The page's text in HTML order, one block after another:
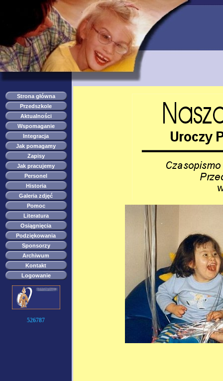
Strona główna
Przedszkole
Aktualności
Wspomaganie
Integracja
Jak pomagamy
Zapisy
Jak pracujemy
Personel
Historia
Galeria zdjęć
Pomoc
Literatura
Osiągnięcia
Podziękowania
Sponsorzy
Archiwum
Kontakt
Logowanie
526787